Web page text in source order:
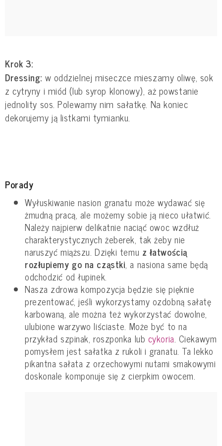
Krok 3:
Dressing: w oddzielnej miseczce mieszamy oliwę, sok
z cytryny i miód (lub syrop klonowy), aż powstanie
jednolity sos. Polewamy nim sałatkę. Na koniec
dekorujemy ją listkami tymianku.
Porady
Wyłuskiwanie nasion granatu może wydawać się
żmudną pracą, ale możemy sobie ją nieco ułatwić.
Należy najpierw delikatnie naciąć owoc wzdłuż
charakterystycznych żeberek, tak żeby nie
naruszyć miąższu. Dzięki temu z łatwością
rozłupiemy go na cząstki, a nasiona same będą
odchodzić od łupinek.
Nasza zdrowa kompozycja będzie się pięknie
prezentować, jeśli wykorzystamy ozdobną sałatę
karbowaną, ale można też wykorzystać dowolne,
ulubione warzywo liściaste. Może być to na
przykład szpinak, roszponka lub cykoria. Ciekawym
pomysłem jest sałatka z rukoli i granatu. Ta lekko
pikantna sałata z orzechowymi nutami smakowymi
doskonale komponuje się z cierpkim owocem.